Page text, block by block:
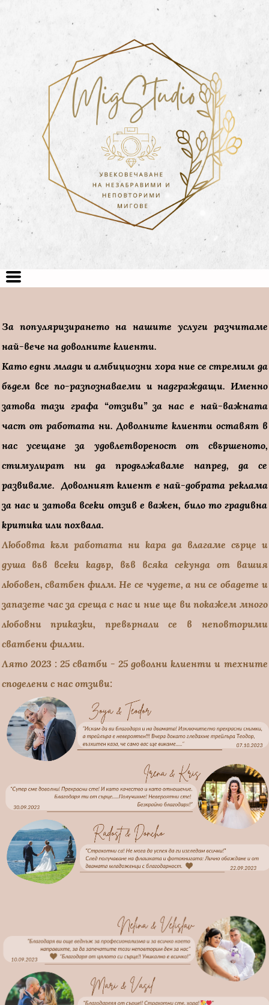
За популяризирането на нашите услуги разчитаме
най-вече на доволните клиенти.
Като едни млади и амбициозни хора ние се стремим да
бъдем все по-разпознаваеми и надграждащи. Именно
затова тази графа “отзиви” за нас е най-важната
част от работата ни. Доволните клиенти оставят в
нас усещане за удовлетвореност от свършеното,
стимулират ни да продължаваме напред, да се
развиваме. Доволният клиент е най-добрата реклама
за нас и затова всеки отзив е важен, било то градивна
критика или похвала.
Любовта към работата ни кара да влагаме сърце и
душа във всеки кадър, във всяка секунда от вашия
любовен, сватбен филм. Не се чудете, а ни се обадете и
запазете час за среща с нас и ние ще ви покажем много
любовни приказки, превърнали се в неповторими
сватбени филми.
Лято 2023 : 25 сватби - 25 доволни клиенти и техните
споделени с нас отзиви: